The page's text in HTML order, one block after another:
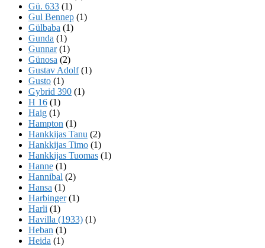
Gü. 633 (1)
Gul Bennep (1)
Gülbaba (1)
Gunda (1)
Gunnar(1)
Günosa (2)
Gustav Adolf(1)
Gusto (1)
Gybrid 390 (1)
H 16 (1)
Haig (1)
Hampton (1)
Hankkijas Tanu (2)
Hankkijas Timo (1)
Hankkijas Tuomas (1)
Hanne (1)
Hannibal (2)
Hansa (1)
Harbinger(1)
Harli (1)
Havilla (1933) (1)
Heban (1)
Heida (1)